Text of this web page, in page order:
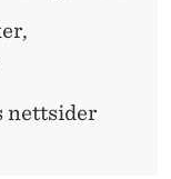
nettsider